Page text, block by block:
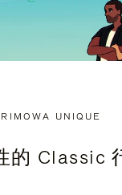
RIMOWA UNIQUE
的 Classic